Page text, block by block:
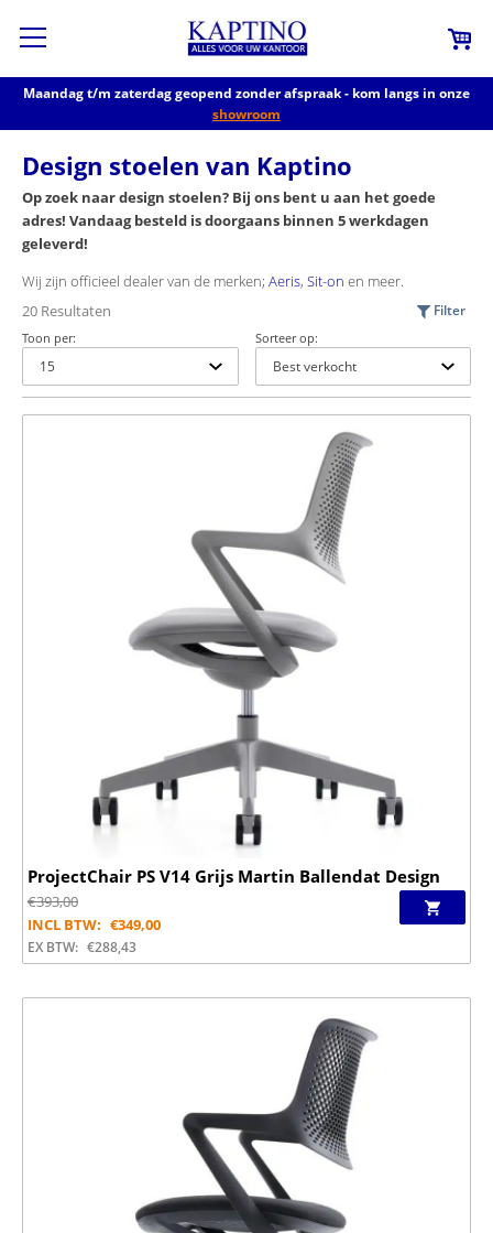
Maandag t/m zaterdag geopend zonder afspraak - kom langs in onze
showroom
Design stoelen van Kaptino
Op zoek naar design stoelen? Bij ons bent u aan het goede
adres! Vandaag besteld is doorgaans binnen 5 werkdagen
geleverd!
Wij zijn officieel dealer van de merken; Aeris, Sit-on en meer.
20 Resultaten
Filter
Toon per:
Sorteer op:
ProjectChair PS V14 Grijs Martin Ballendat Design
€393,00
INCL BTW: €349,00
EX BTW: €288,43